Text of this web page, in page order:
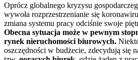
Oprócz globalnego kryzysu
wywoła rozprzestrzenianie się
zmiana systemu pracy odciśnie swoje
Obecna sytuacja może w pewnym
rynek nieruchomości biurowych.
oszczędności w budżecie, zdecydują się